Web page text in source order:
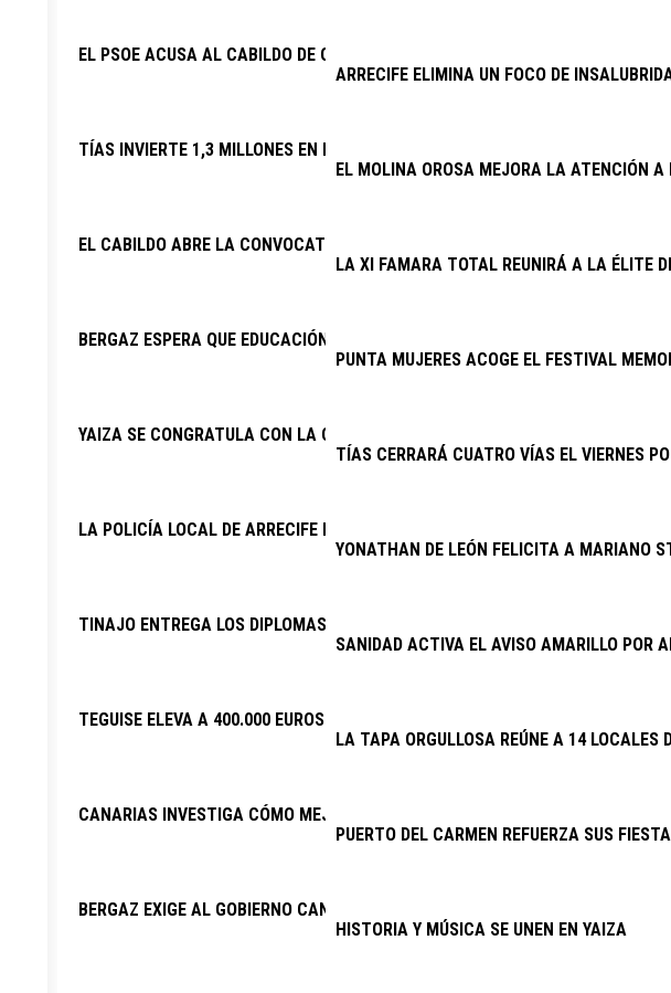
EL PSOE ACUSA AL CABILDO DE CONOCER DESDE 2025 EL DERRIBO DE LA
TÍAS INVIERTE 1,3 MILLONES EN RENOVAR EL ALUMBRADO DE 32 VÍAS
EL CABILDO ABRE LA CONVOCATORIA DE SUBVENCIONES PARA LA
BERGAZ ESPERA QUE EDUCACIÓN CUMPLA E INICIE LA CONTRATACIÓN DEL
YAIZA SE CONGRATULA CON LA CONTINUIDAD DEL PROYECTO DE
LA POLICÍA LOCAL DE ARRECIFE DETIENE A DOS VARONES POR PRESUNTO
TINAJO ENTREGA LOS DIPLOMAS DE LA ESCUELA DE CUIDADOS
TEGUISE ELEVA A 400.000 EUROS LA INVERSIÓN EN PLANES DE EMPLEO
CANARIAS INVESTIGA CÓMO MEJORAR EL PRONÓSTICO DEL TRASPLANTE
BERGAZ EXIGE AL GOBIERNO CANARIO ENMENDAR EL ERROR DE 2025 Y
ARRECIFE ELIMINA UN FOCO DE
EL MOLINA OROSA MEJORA LA ATENCIÓN
LA XI FAMARA TOTAL REUNIRÁ A LA ÉLITE
PUNTA MUJERES ACOGE EL FESTIVAL
TÍAS CERRARÁ CUATRO VÍAS EL VIERNES
YONATHAN DE LEÓN FELICITA A MARIANO
SANIDAD ACTIVA EL AVISO AMARILLO POR
LA TAPA ORGULLOSA REÚNE A 14 LOCALES
PUERTO DEL CARMEN REFUERZA SUS
HISTORIA Y MÚSICA SE UNEN EN YAIZA